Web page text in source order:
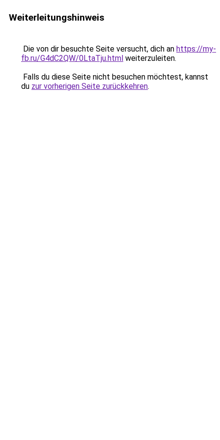
Weiterleitungshinweis
Die von dir besuchte Seite versucht, dich an https://my-
fb.ru/G4dC2QW/0LtaTju.html weiterzuleiten.
Falls du diese Seite nicht besuchen möchtest, kannst
du zur vorherigen Seite zurückkehren.